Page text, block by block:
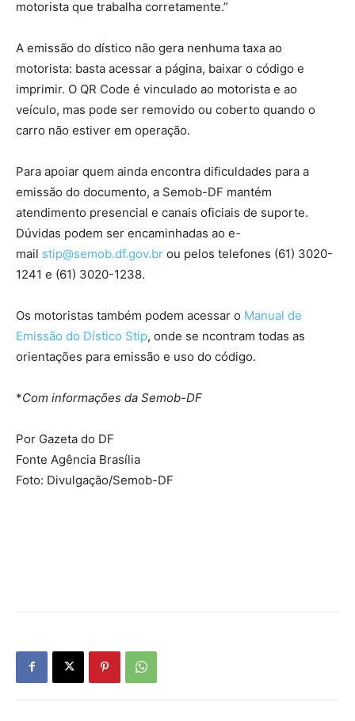
motorista que trabalha corretamente.”
A emissão do dístico não gera nenhuma taxa ao
motorista: basta acessar a página, baixar o código e
imprimir. O QR Code é vinculado ao motorista e ao
veículo, mas pode ser removido ou coberto quando o
carro não estiver em operação.
Para apoiar quem ainda encontra dificuldades para a
emissão do documento, a Semob-DF mantém
atendimento presencial e canais oficiais de suporte.
Dúvidas podem ser encaminhadas ao e-
mail stip@semob.df.gov.br ou pelos telefones (61) 3020-
1241 e (61) 3020-1238.
Os motoristas também podem acessar o Manual de
Emissão do Dístico Stip, onde se ncontram todas as
orientações para emissão e uso do código.
*Com informações da Semob-DF
Por Gazeta do DF
Fonte Agência Brasília
Foto: Divulgação/Semob-DF